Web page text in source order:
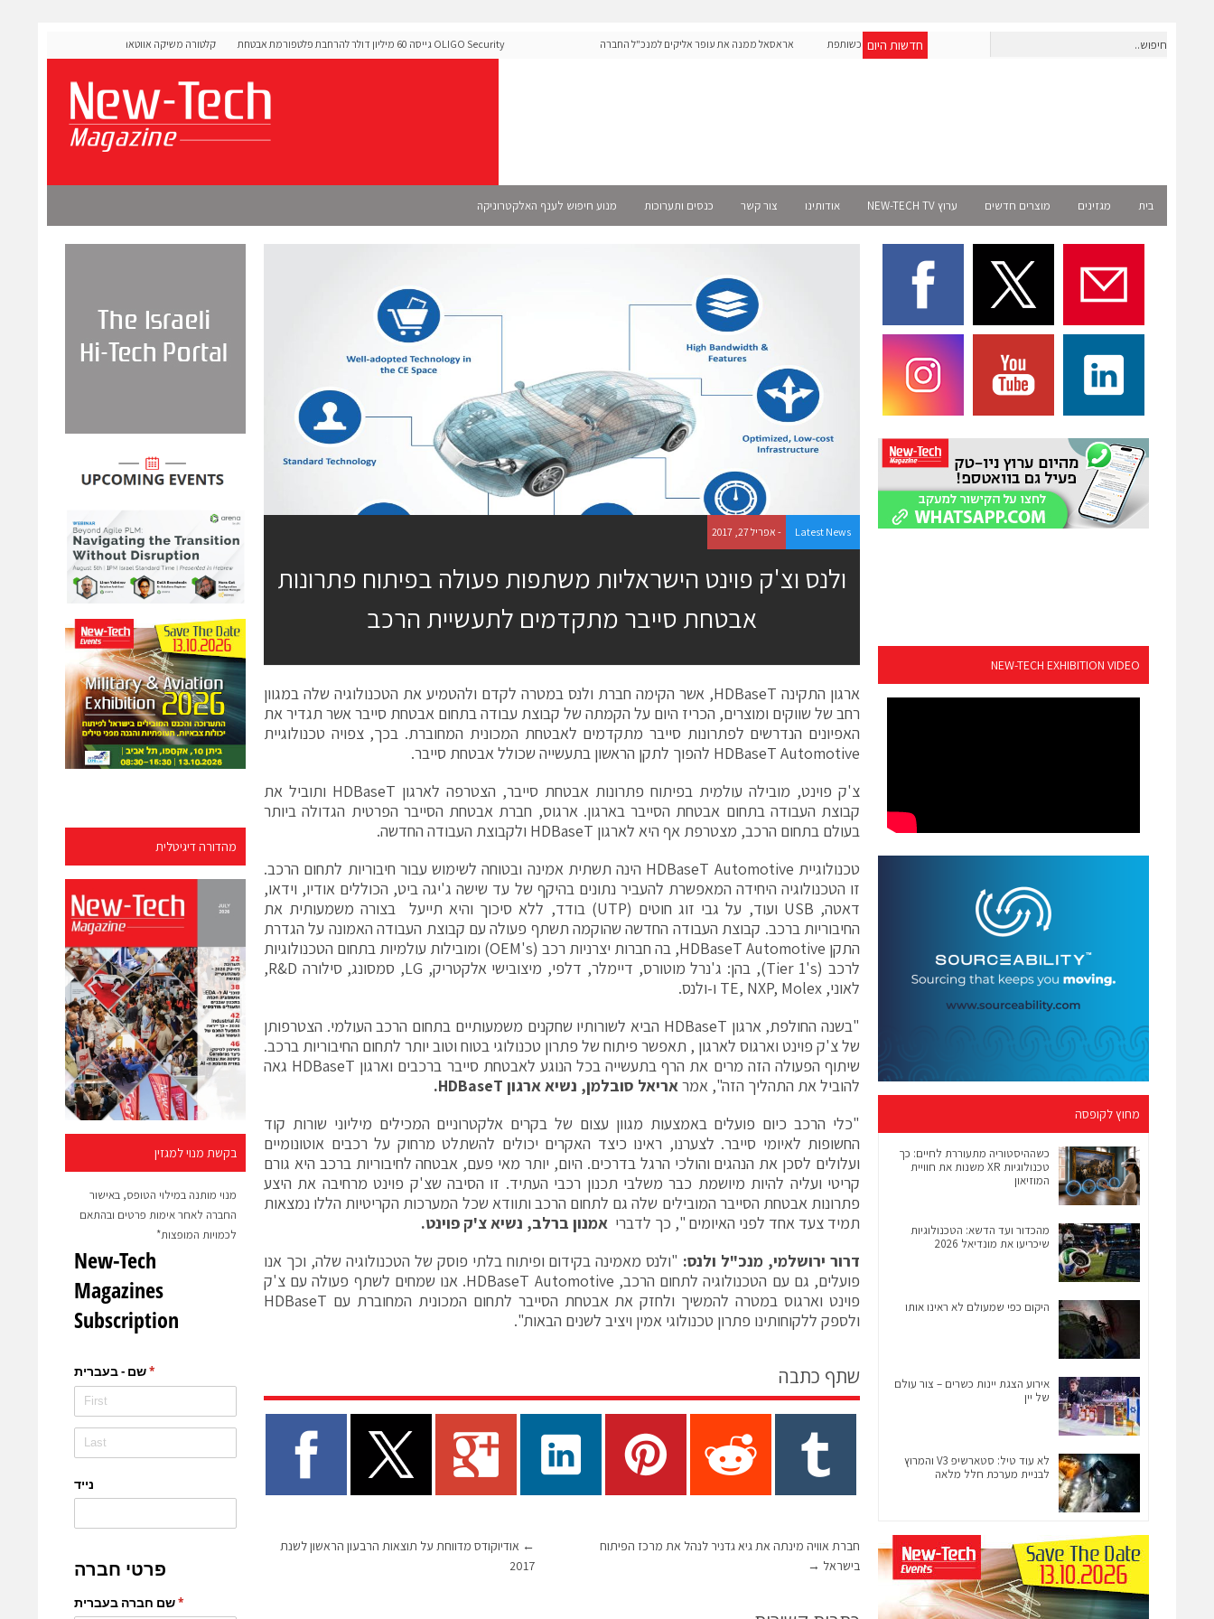
חדשות היום
OpenAI מרחיבה את פעילותה בישראל; אברא הוסמכה כשותפת
אראסאל ממנה את עופר אליקים למנכ"ל החברה
OLIGO Security גייסה 60 מיליון דולר להרחבת פלטפורמת אבטחת
קלטורה משיקה אווטארים עם אינטליגנציה רגשית לתרגול
בית מגזינים מוצרים חדשים ערוץ NEW-TECH TV אודותינו צור קשר כנסים ותערוכות מנוע חיפוש לענף האלקטרוניקה
מהדורה דיגיטלית
בקשת מנוי למגזין
מנוי מותנה במילוי הטופס, באישור
החברה לאחר אימות פרטים ובהתאם
לכמויות המופצות*
Latest News - אפריל 27, 2017
ולנס וצ'ק פוינט הישראליות משתפות פעולה בפיתוח פתרונות
אבטחת סייבר מתקדמים לתעשיית הרכב
ארגון התקינה HDBaseT, אשר הקימה חברת ולנס במטרה לקדם ולהטמיע את הטכנולוגיה שלה במגוון
רחב של שווקים ומוצרים, הכריז היום על הקמתה של קבוצת עבודה בתחום אבטחת סייבר אשר תגדיר את
האפיונים הנדרשים לפתרונות סייבר מתקדמים לאבטחת המכונית המחוברת. בכך, צפויה טכנולוגיית
HDBaseT Automotive להפוך לתקן הראשון בתעשייה שכולל אבטחת סייבר.
צ'ק פוינט, מובילה עולמית בפיתוח פתרונות אבטחת סייבר, הצטרפה לארגון HDBaseT ותוביל את
קבוצת העבודה בתחום אבטחת הסייבר בארגון. ארגוס, חברת אבטחת הסייבר הפרטית הגדולה ביותר
בעולם בתחום הרכב, מצטרפת אף היא לארגון HDBaseT ולקבוצת העבודה החדשה.
טכנולוגיית HDBaseT Automotive הינה תשתית אמינה ובטוחה לשימוש עבור חיבוריות לתחום הרכב.
זו הטכנולוגיה היחידה המאפשרת להעביר נתונים בהיקף של עד שישה ג'יגה ביט, הכוללים אודיו, וידאו,
דאטה, USB ועוד, על גבי זוג חוטים (UTP) בודד, ללא סיכוך והיא תייעל בצורה משמעותית את
החיבוריות ברכב. קבוצת העבודה החדשה שהוקמה תשתף פעולה עם קבוצת העבודה האמונה על הגדרת
התקן HDBaseT Automotive, בה חברות יצרניות רכב (OEM's) ומובילות עולמיות בתחום הטכנולוגיות
לרכב (Tier 1's), בהן: ג'נרל מוטורס, דיימלר, דלפי, מיצובישי אלקטריק, LG, סמסונג, סילורה R&D,
לאוני, TE, NXP, Molex ו-ולנס.
"בשנה החולפת, ארגון HDBaseT הביא לשורותיו שחקנים משמעותיים בתחום הרכב העולמי. הצטרפותן
של צ'ק פוינט וארגוס לארגון , תאפשר פיתוח של פתרון טכנולוגי בטוח וטוב יותר לתחום החיבוריות ברכב.
שיתוף הפעולה הזה מרים את הרף בתעשייה בכל הנוגע לאבטחת סייבר ברכבים וארגון HDBaseT גאה
להוביל את התהליך הזה", אמראריאל סובלמן, נשיא ארגון HDBaseT
.
"כלי הרכב כיום פועלים באמצעות מגוון עצום של בקרים אלקטרוניים המכילים מיליוני שורות קוד
החשופות לאיומי סייבר. לצערנו, ראינו כיצד האקרים יכולים להשתלט מרחוק על רכבים אוטונומיים
ועלולים לסכן את הנהגים והולכי הרגל בדרכים. היום, יותר מאי פעם, אבטחה לחיבוריות ברכב היא גורם
קריטי ועליה להיות מיושמת כבר משלבי תכנון רכבי העתיד. זו הסיבה שצ'ק פוינט מרחיבה את היצע
פתרונות אבטחת הסייבר המובילים שלה גם לתחום הרכב ותוודא שכל המערכות הקריטיות הללו נמצאות
תמיד צעד אחד לפני האיומים ", כך לדברי אמנון ברלב, נשיא צ'ק פוינט.
דרור ירושלמי, מנכ"ל ולנס: "ולנס מאמינה בקידום ופיתוח בלתי פוסק של הטכנולוגיה שלה, וכך אנו
פועלים, גם עם הטכנולוגיה לתחום הרכב, HDBaseT Automotive. אנו שמחים לשתף פעולה עם צ'ק
פוינט וארגוס במטרה להמשיך ולחזק את אבטחת הסייבר לתחום המכונית המחוברת עם HDBaseT
ולספק ללקוחותינו פתרון טכנולוגי אמין ויציב לשנים הבאות".
שתף כתבה
← אודיוקודס מדווחת על תוצאות הרבעון הראשון לשנת
2017
חברת אוויה מינתה את גיא גדניר לנהל את מרכז הפיתוח
בישראל →
NEW-TECH EXHIBITION VIDEO
מחוץ לקופסה
כשההיסטוריה מתעוררת לחיים: כך
טכנולוגיות XR משנות את חוויית
המוזיאון
מהכדור ועד הדשא: הטכנולוגיות
שיכריעו את מונדיאל 2026
היקום כפי שמעולם לא ראינו אותו
אירוע הצגת יינות כשרים – צור עולם
של יין
לא עוד טיל: סטארשיפ V3 והמרוץ
לבניית מערכת חלל מלאה